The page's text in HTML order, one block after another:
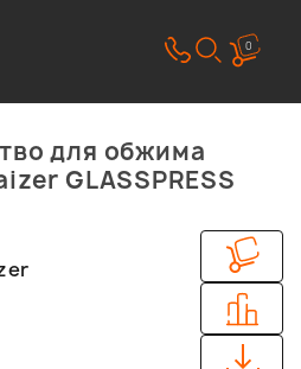
0
для обжима
GLASSPRESS